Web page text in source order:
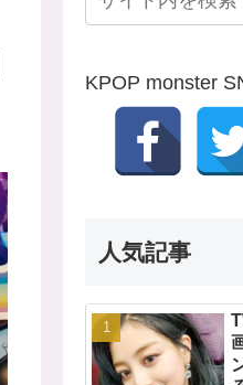
KPOP monster
人気記事